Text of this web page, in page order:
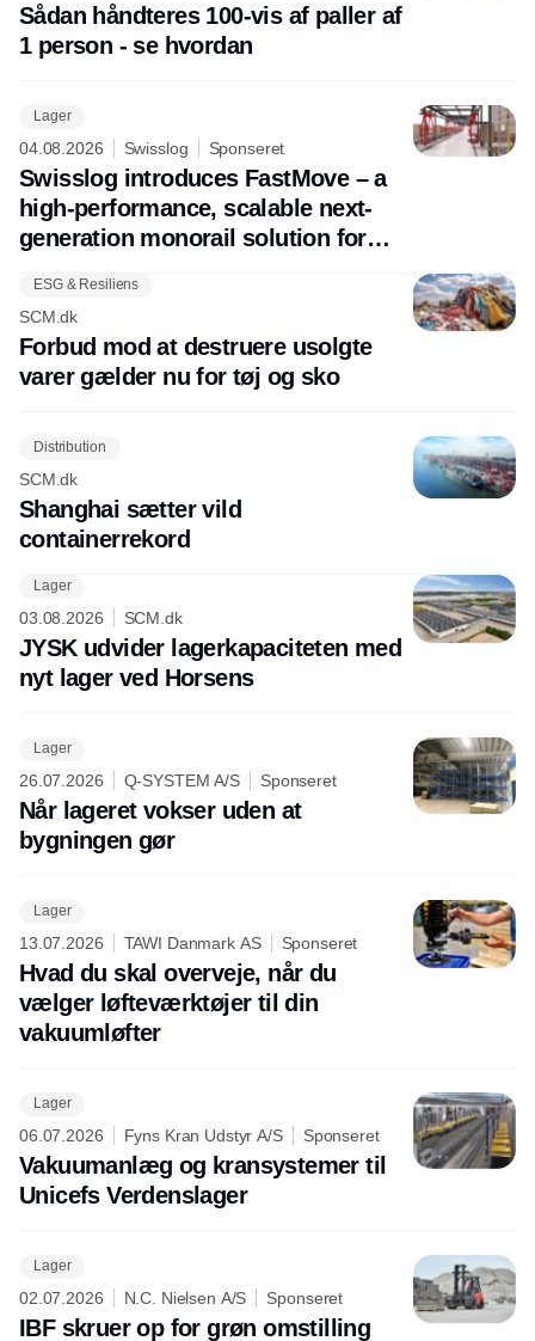
Sådan håndteres 100-vis af paller af
1 person - se hvordan
Lager
04.08.2026 Swisslog Sponseret
Swisslog introduces FastMove – a
high-performance, scalable next-
generation monorail solution for
ESG & Resiliens
SCM.dk
Forbud mod at destruere usolgte
varer gælder nu for tøj og sko
Distribution
SCM.dk
Shanghai sætter vild
containerrekord
Lager
03.08.2026 SCM.dk
JYSK udvider lagerkapaciteten med
nyt lager ved Horsens
Lager
26.07.2026 Q-SYSTEM A/S Sponseret
Når lageret vokser uden at
bygningen gør
Lager
13.07.2026 TAWI Danmark AS Sponseret
Hvad du skal overveje, når du
vælger løfteværktøjer til din
vakuumløfter
Lager
06.07.2026 Fyns Kran Udstyr A/S Sponseret
Vakuumanlæg og kransystemer til
Unicefs Verdenslager
Lager
02.07.2026 N.C. Nielsen A/S Sponseret
IBF skruer op for grøn omstilling